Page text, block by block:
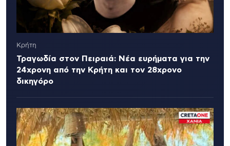
Κρήτη
Τραγωδία στον Πειραιά: Νέα ευρήματα για την
24χρονη από την Κρήτη και τον 28χρονο
δικηγόρο